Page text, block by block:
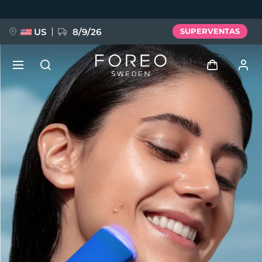
US 8/9/26 SUPERVENTAS
Iniciar sesión
Perfil de usuario
Mis dispositivos
Mis pedidos
Mis direcciones
Mis suscripciones
NUEVO
FAQ™ Pure Beauty-Tech Elixir
BREAKING NEWS
issa™ Teeth Whitening Set
Idioma
English Deutsch
Español
Français
Português
Polski
Русский
Türkçe
简体中文 繁體中文